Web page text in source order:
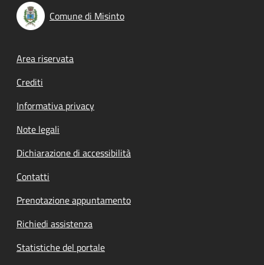
Comune di Misinto
Footer menu
Area riservata
Crediti
Informativa privacy
Note legali
Dichiarazione di accessibilità
Contatti
Prenotazione appuntamento
Richiedi assistenza
Statistiche del portale